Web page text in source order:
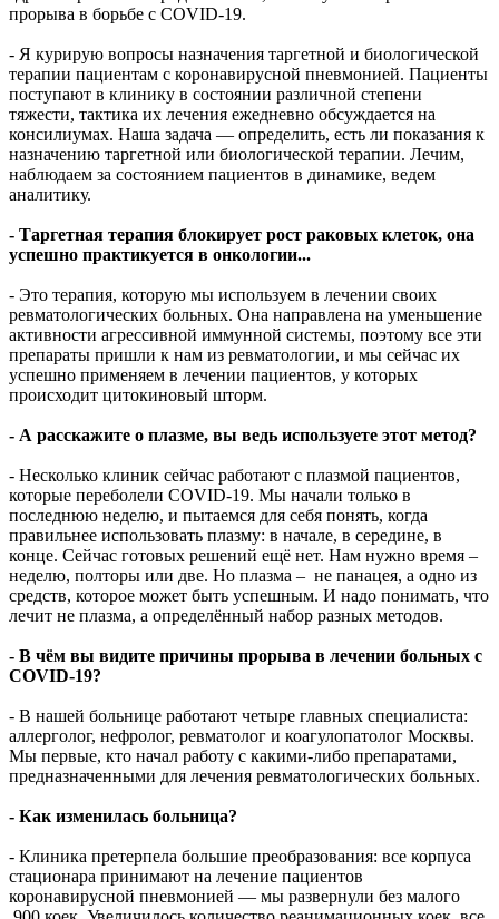
прорыва в борьбе с COVID-19.
- Я курирую вопросы назначения таргетной и биологической
терапии пациентам с коронавирусной пневмонией. Пациенты
поступают в клинику в состоянии различной степени
тяжести, тактика их лечения ежедневно обсуждается на
консилиумах. Наша задача — определить, есть ли показания к
назначению таргетной или биологической терапии. Лечим,
наблюдаем за состоянием пациентов в динамике, ведем
аналитику.
- Таргетная терапия блокирует рост раковых клеток, она
успешно практикуется в онкологии...
- Это терапия, которую мы используем в лечении своих
ревматологических больных. Она направлена на уменьшение
активности агрессивной иммунной системы, поэтому все эти
препараты пришли к нам из ревматологии, и мы сейчас их
успешно применяем в лечении пациентов, у которых
происходит цитокиновый шторм.
- А расскажите о плазме, вы ведь используете этот метод?
- Несколько клиник сейчас работают с плазмой пациентов,
которые переболели COVID-19. Мы начали только в
последнюю неделю, и пытаемся для себя понять, когда
правильнее использовать плазму: в начале, в середине, в
конце. Сейчас готовых решений ещё нет. Нам нужно время –
неделю, полторы или две. Но плазма – не панацея, а одно из
средств, которое может быть успешным. И надо понимать, что
лечит не плазма, а определённый набор разных методов.
- В чём вы видите причины прорыва в лечении больных с
COVID-19?
- В нашей больнице работают четыре главных специалиста:
аллерголог, нефролог, ревматолог и коагулопатолог Москвы.
Мы первые, кто начал работу с какими-либо препаратами,
предназначенными для лечения ревматологических больных.
- Как изменилась больница?
- Клиника претерпела большие преобразования: все корпуса
стационара принимают на лечение пациентов
коронавирусной пневмонией — мы развернули без малого